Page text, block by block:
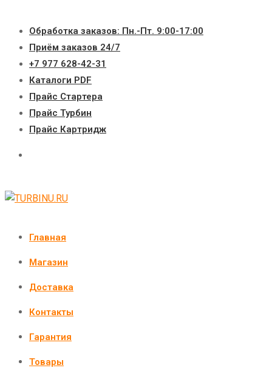
содержимому
Обработка заказов: Пн.-Пт. 9:00-17:00
Приём заказов 24/7
+7 977 628-42-31
Каталоги PDF
Прайс Стартера
Прайс Турбин
Прайс Картридж
Главная
Магазин
Доставка
Контакты
Гарантия
Товары